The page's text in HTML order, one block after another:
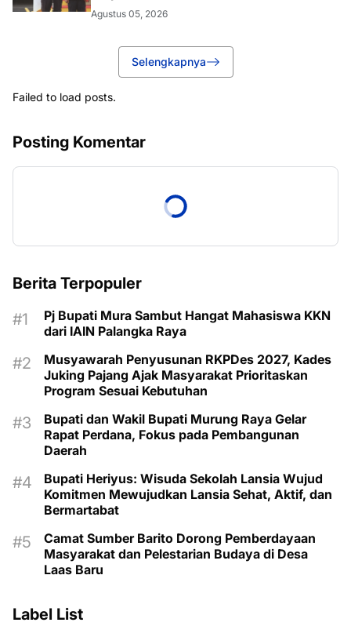
Agustus 05, 2026
Selengkapnya
Failed to load posts.
Posting Komentar
Berita Terpopuler
Pj Bupati Mura Sambut Hangat Mahasiswa KKN
dari IAIN Palangka Raya
Musyawarah Penyusunan RKPDes 2027, Kades
Juking Pajang Ajak Masyarakat Prioritaskan
Program Sesuai Kebutuhan
Bupati dan Wakil Bupati Murung Raya Gelar
Rapat Perdana, Fokus pada Pembangunan
Daerah
Bupati Heriyus: Wisuda Sekolah Lansia Wujud
Komitmen Mewujudkan Lansia Sehat, Aktif, dan
Bermartabat
Camat Sumber Barito Dorong Pemberdayaan
Masyarakat dan Pelestarian Budaya di Desa
Laas Baru
Label List